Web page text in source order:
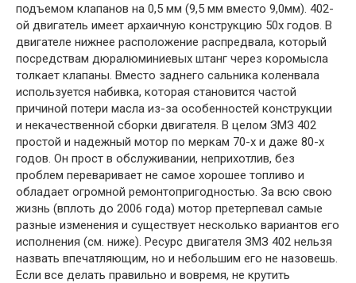
подъемом клапанов на 0,5 мм (9,5 мм вместо 9,0мм). 402-
ой двигатель имеет архаичную конструкцию 50х годов. В
двигателе нижнее расположение распредвала, который
посредствам дюралюминиевых штанг через коромысла
толкает клапаны. Вместо заднего сальника коленвала
используется набивка, которая становится частой
причиной потери масла из-за особенностей конструкции
и некачественной сборки двигателя. В целом ЗМЗ 402
простой и надежный мотор по меркам 70-х и даже 80-х
годов. Он прост в обслуживании, неприхотлив, без
проблем переваривает не самое хорошее топливо и
обладает огромной ремонтопригодностью. За всю свою
жизнь (вплоть до 2006 года) мотор претерпевал самые
разные изменения и существует несколько вариантов его
исполнения (см. ниже). Ресурс двигателя ЗМЗ 402 нельзя
назвать впечатляющим, но и небольшим его не назовешь.
Если все делать правильно и вовремя, не крутить